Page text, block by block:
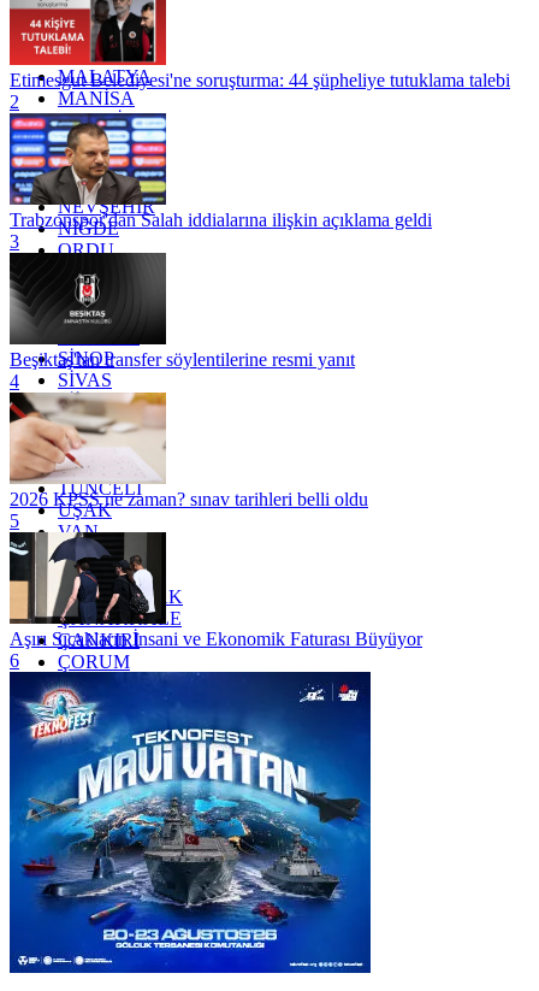
KONYA
KÜTAHYA
KİLİS
MALATYA
MANİSA
MARDİN
MERSİN
MUĞLA
MUŞ
NEVŞEHİR
NİĞDE
ORDU
OSMANİYE
RİZE
SAKARYA
SİNOP
SİVAS
SİİRT
TEKİRDAĞ
TOKAT
TRABZON
TUNCELİ
UŞAK
VAN
YALOVA
YOZGAT
ZONGULDAK
ÇANAKKALE
ÇANKIRI
ÇORUM
İSTANBUL
İZMİR
ŞANLIURFA
ŞIRNAK
Etimesgut Belediyesi'ne soruşturma: 44 şüpheliye tutuklama talebi
2
Trabzonspor'dan Salah iddialarına ilişkin açıklama geldi
3
Beşiktaş'tan transfer söylentilerine resmi yanıt
4
2026 KPSS ne zaman? sınav tarihleri belli oldu
5
Aşırı Sıcakların İnsani ve Ekonomik Faturası Büyüyor
6